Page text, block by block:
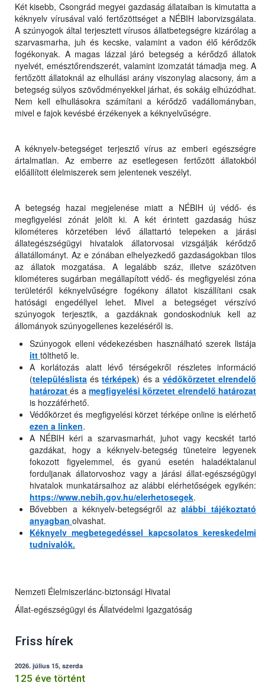
Két kisebb, Csongrád megyei gazdaság állataiban is kimutatta a
kéknyelv vírusával való fertőzöttséget a NÉBIH laborvizsgálata.
A szúnyogok által terjesztett vírusos állatbetegségre kizárólag a
szarvasmarha, juh és kecske, valamint a vadon élő kérődzők
fogékonyak. A magas lázzal járó betegség a kérődző állatok
nyelvét, emésztőrendszerét, valamint izomzatát támadja meg. A
fertőzött állatoknál az elhullási arány viszonylag alacsony, ám a
betegség súlyos szövődményekkel járhat, és sokáig elhúzódhat.
Nem kell elhullásokra számítani a kérődző vadállományban,
mivel e fajok kevésbé érzékenyek a kéknyelvűségre.
A kéknyelv-betegséget terjesztő vírus az emberi egészségre
ártalmatlan. Az emberre az esetlegesen fertőzött állatokból
előállított élelmiszerek sem jelentenek veszélyt.
A betegség hazai megjelenése miatt a NÉBIH új védő- és
megfigyelési zónát jelölt ki. A két érintett gazdaság húsz
kilométeres körzetében lévő állattartó telepeken a járási
állategészségügyi hivatalok állatorvosai vizsgálják kérődző
állatállományt. Az e zónában elhelyezkedő gazdaságokban tilos
az állatok mozgatása. A legalább száz, illetve százötven
kilométeres sugárban megállapított védő- és megfigyelési zóna
területéről kéknyelvűségre fogékony állatot kiszállítani csak
hatósági engedéllyel lehet. Mivel a betegséget vérszívó
szúnyogok terjesztik, a gazdáknak gondoskodniuk kell az
állományok szúnyogellenes kezeléséről is.
Szúnyogok elleni védekezésben használható szerek listája
itt tölthető le.
A korlátozás alatt lévő térségekről részletes információ
(településlista éstérképek) és a védőkörzetet elrendelő
határozat és amegfigyelési körzetet elrendelő határozat
is hozzáférhető.
Védőkörzet és megfigyelési körzet térképe online is elérhető
ezen a linken.
A NÉBIH kéri a szarvasmarhát, juhot vagy kecskét tartó
gazdákat, hogy a kéknyelv-betegség tüneteire legyenek
fokozott figyelemmel, és gyanú esetén haladéktalanul
forduljanak állatorvoshoz vagy a járási állat-egészségügyi
hivatalok munkatársaihoz az alábbi elérhetőségek egyikén:
https://www.nebih.gov.hu/elerhetosegek.
Bővebben a kéknyelv-betegségről azalábbi tájékoztató
anyagban olvashat.
Kéknyelv megbetegedéssel kapcsolatos kereskedelmi
tudnivalók.
Nemzeti Élelmiszerlánc-biztonsági Hivatal
Állat-egészségügyi és Állatvédelmi Igazgatóság
Friss hírek
2026. július 15, szerda
125 éve történt